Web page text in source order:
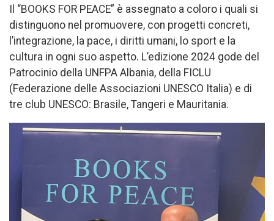
Il “BOOKS FOR PEACE” è assegnato a coloro i quali si
distinguono nel promuovere, con progetti concreti,
l’integrazione, la pace, i diritti umani, lo sport e la
cultura in ogni suo aspetto. L’edizione 2024 gode del
Patrocinio della UNFPA Albania, della FICLU
(Federazione delle Associazioni UNESCO Italia) e di
tre club UNESCO: Brasile, Tangeri e Mauritania.